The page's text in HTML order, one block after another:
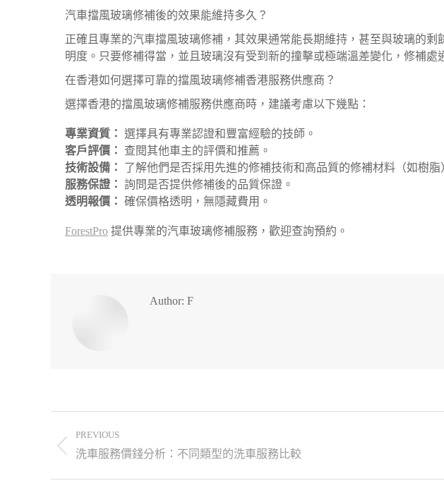
汽車擋風玻璃修補後的效果能維持多久？
正確且專業的汽車擋風玻璃修補，其效果通常能長期維持，甚至與玻璃的
明度。只要修補得當，並且玻璃沒有受到新的撞擊或極端溫差變化，修補
在香港如何選擇可靠的擋風玻璃修補香港服務供應商？
選擇香港的擋風玻璃修補服務供應商時，建議考慮以下幾點：
專業資質： 選擇具有專業認證和豐富經驗的技師。
客戶評價：
查閱其他車主的評價和推薦。
技術設備：
了解他們是否採用先進的修補技術和高品質的修補材料（如樹脂
服務保證： 詢問是否提供修補後的品質保證。
透明報價： 確保價格透明，無隱藏費用。
ForestPro 提供專業的汽車玻璃修補服務，歡迎查詢預約。
Author: F
PREVIOUS
洗車服務價錢分析：不同類型的洗車服務比較